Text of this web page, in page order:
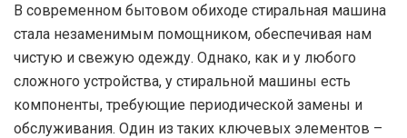
В современном бытовом обиходе стиральная машина
стала незаменимым помощником, обеспечивая нам
чистую и свежую одежду. Однако, как и у любого
сложного устройства, у стиральной машины есть
компоненты, требующие периодической замены и
обслуживания. Один из таких ключевых элементов –